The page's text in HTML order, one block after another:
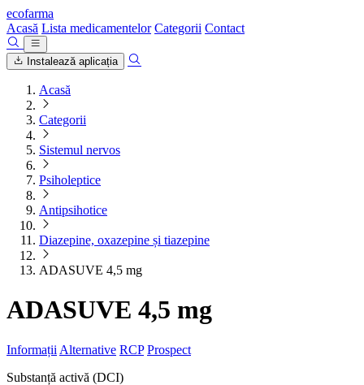
ecofarma
Acasă Lista medicamentelor Categorii Contact
Instalează aplicația
Acasă
Categorii
Sistemul nervos
Psiholeptice
Antipsihotice
Diazepine, oxazepine și tiazepine
ADASUVE 4,5 mg
ADASUVE 4,5 mg
Informații Alternative RCP Prospect
Substanță activă (DCI)